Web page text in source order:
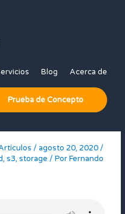
Blog Acerca de
Prueba de Concepto
/ agosto 20, 2020/
, s3, storage / PorFernando